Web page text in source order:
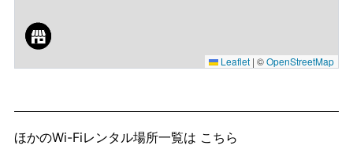
Leaflet | ©OpenStreetMap
ほかのWi-Fiレンタル場所一覧は こちら